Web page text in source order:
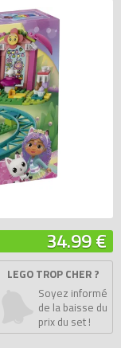
34.99 €
LEGO TROP CHER ?
Soyez informé
de la baisse du
prix du set !